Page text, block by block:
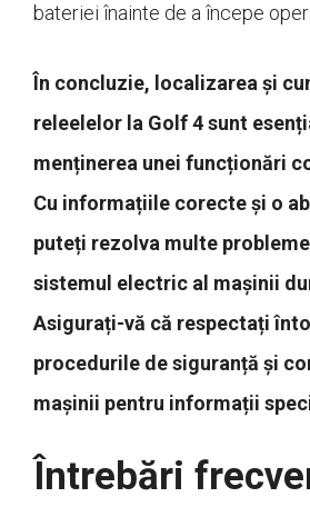
bateriei înainte de a începe
În concluzie, localizarea și
releelelor la Golf 4 sunt
menținerea unei funcționări
Cu informațiile corecte și o
puteți rezolva multe
sistemul electric al mașinii
Asigurați-vă că respectați
procedurile de siguranță și
mașinii pentru informații
Întrebări